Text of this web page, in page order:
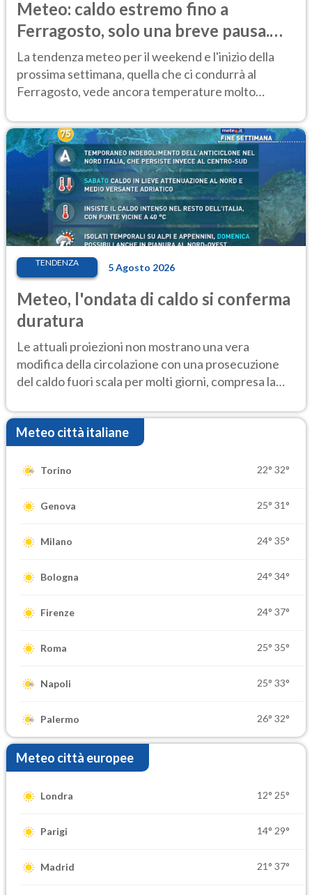
Meteo: caldo estremo fino a
Ferragosto, solo una breve pausa.
Ecco dove
La tendenza meteo per il weekend e l'inizio della
prossima settimana, quella che ci condurrà al
Ferragosto, vede ancora temperature molto
TENDENZA 5 Agosto 2026
Meteo, l'ondata di caldo si conferma
duratura
Le attuali proiezioni non mostrano una vera
modifica della circolazione con una prosecuzione
del caldo fuori scala per molti giorni, compresa la
Meteo città italiane
Torino 22° 32°
Genova 25° 31°
Milano 24° 35°
Bologna 24° 34°
Firenze 24° 37°
Roma 25° 35°
Napoli 25° 33°
Palermo 26° 32°
Meteo città europee
Londra 12° 25°
Parigi 14° 29°
Madrid 21° 37°